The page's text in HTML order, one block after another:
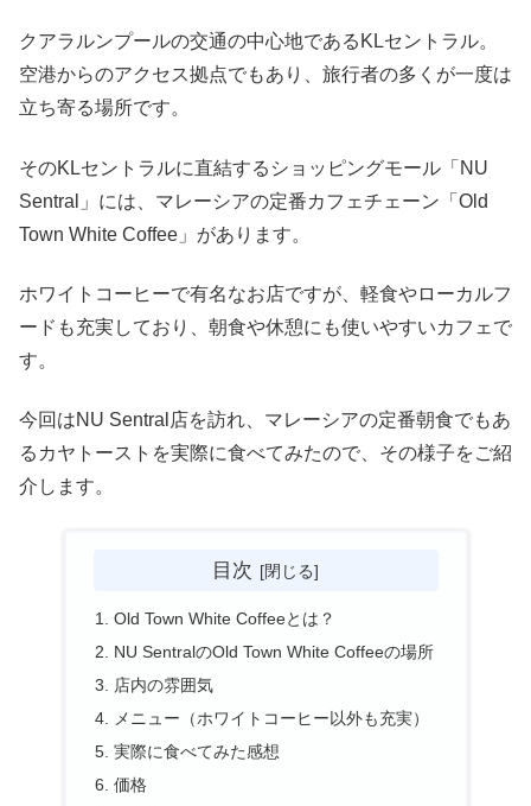
クアラルンプールの交通の中心地であるKLセントラル。
空港からのアクセス拠点でもあり、旅行者の多くが一度は
立ち寄る場所です。
そのKLセントラルに直結するショッピングモール「NU
Sentral」には、マレーシアの定番カフェチェーン「Old
Town White Coffee」があります。
ホワイトコーヒーで有名なお店ですが、軽食やローカルフ
ードも充実しており、朝食や休憩にも使いやすいカフェで
す。
今回はNU Sentral店を訪れ、マレーシアの定番朝食でもあ
るカヤトーストを実際に食べてみたので、その様子をご紹
介します。
目次
Old Town White Coffeeとは？
NU SentralのOld Town White Coffeeの場所
店内の雰囲気
メニュー（ホワイトコーヒー以外も充実）
実際に食べてみた感想
価格